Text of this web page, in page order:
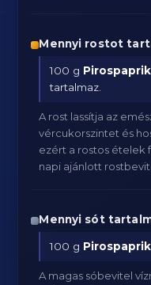
Mennyi rostot
100 g
tartalmaz.
A rost lassítja az
vércukorszintet és
ezért a rostos ételek
napi ajánlott
Mennyi sót
100 g
A magas sóbevitel